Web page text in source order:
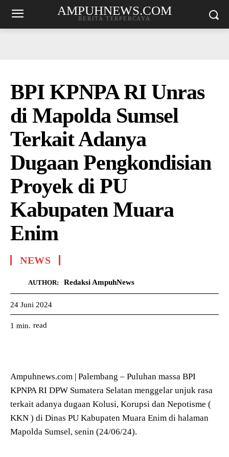
AMPUHNEWS.COM
BERITA TERPERCAYA
BPI KPNPA RI Unras
di Mapolda Sumsel
Terkait Adanya
Dugaan Pengkondisian
Proyek di PU
Kabupaten Muara
Enim
NEWS
AUTHOR: Redaksi AmpuhNews
24 Juni 2024
1 min. read
Ampuhnews.com | Palembang – Puluhan massa BPI
KPNPA RI DPW Sumatera Selatan menggelar unjuk rasa
terkait adanya dugaan Kolusi, Korupsi dan Nepotisme (
KKN ) di Dinas PU Kabupaten Muara Enim di halaman
Mapolda Sumsel, senin (24/06/24).